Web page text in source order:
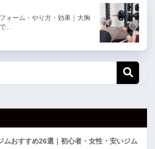
ォーム・やり方・効果｜大胸
で…
ムおすすめ26選｜初心者・女性・安いジム